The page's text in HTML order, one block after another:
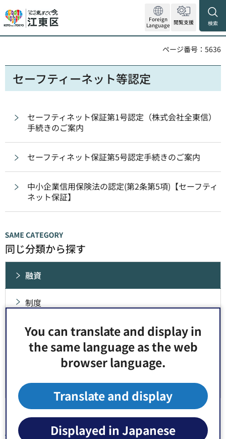
You can translate and display in
the same language as the web
browser language.
Translate and display
Displayed in Japanese
Foreign
Language 閲覧支援 検索
ページ番号：5636
セーフティーネット等認定
セーフティネット保証第1号認定（株式会社全東信）
手続きのご案内
セーフティネット保証第5号認定手続きのご案内
中小企業信用保険法の認定(第2条第5項)【セーフティ
ネット保証】
同じ分類から探す
融資
制度
融資の種類
セーフティーネット等認定
電子申請のご案内（江東区中小企業融資）
トップページ >産業・しごと> 融資> セーフティーネット等認定